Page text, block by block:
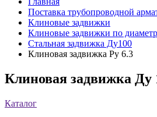
Поставка трубопроводной
Клиновые задвижки
Клиновые задвижки по
Стальная задвижка Ду100
Клиновая задвижка Ру 6.3
Клиновая задвижка Ду
Каталог